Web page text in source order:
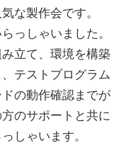
な製作会です。
っしゃいました。
立て、環境を構築
テストプログラム
の動作確認までが
のサポートと共に
しゃいます。